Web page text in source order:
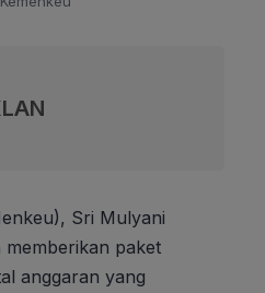
Sri Mulyani
paket
anggaran yang